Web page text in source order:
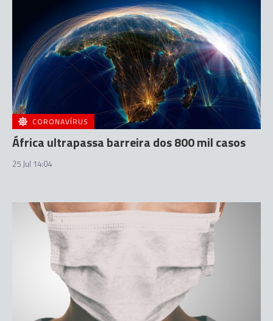
CORONAVÍRUS
África ultrapassa barreira dos 800 mil casos
25 Jul 14:04